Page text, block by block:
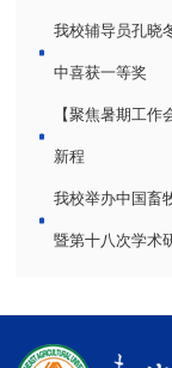
我校辅导员孔晓
中喜获一等奖
【聚焦暑期工
新程
我校举办中国畜
暨第十八次学术